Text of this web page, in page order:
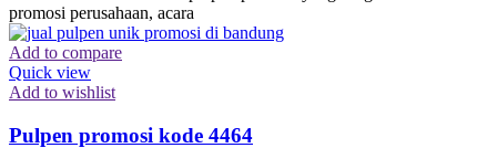
promosi perusahaan, acara
Add to compare
Quick view
Add to wishlist
Pulpen promosi kode 4464